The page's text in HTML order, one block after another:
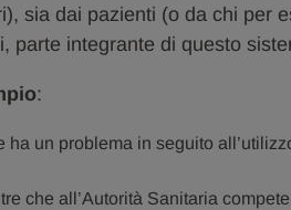
sia dai pazienti (o da chi per
parte integrante di questo
:
ha un problema in seguito
che all’Autorità Sanitaria